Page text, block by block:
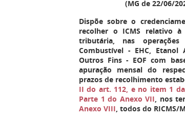
(MG de 22/06/
Dispõe sobre o
recolher o ICMS relativo
tributária, nas
Combustível - EHC, Etanol
Outros Fins - EOF com
apuração mensal do
prazos de recolhimento
II do art. 112, e no item 1
Parte 1 do Anexo VII, nos
Anexo VIII, todos do RICMS/